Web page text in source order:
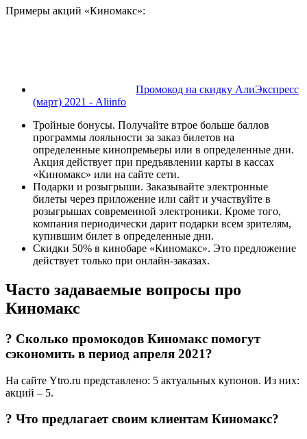
Примеры акций «Киномакс»:
Промокод на скидку АлиЭкспресс
(март) 2021 - Aliinfo
Тройные бонусы. Получайте втрое больше баллов
программы лояльности за заказ билетов на
определенные кинопремьеры или в определенные дни.
Акция действует при предъявлении карты в кассах
«Киномакс» или на сайте сети.
Подарки и розыгрыши. Заказывайте электронные
билеты через приложение или сайт и участвуйте в
розыгрышах современной электроники. Кроме того,
компания периодически дарит подарки всем зрителям,
купившим билет в определенные дни.
Скидки 50% в кинобаре «Киномакс». Это предложение
действует только при онлайн-заказах.
Часто задаваемые вопросы про
Киномакс
? Сколько промокодов Киномакс помогут
сэкономить в период апреля 2021?
На сайте Ytro.ru представлено: 5 актуальных купонов. Из них:
акций – 5.
? Что предлагает своим клиентам Киномакс?